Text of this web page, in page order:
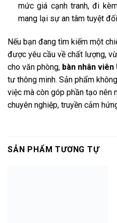
mức giá cạnh tranh, đi
mang lại sự an tâm tuyệt
Nếu bạn đang tìm kiếm một
được yêu cầu về chất lượng,
cho văn phòng, bàn nhân viên
tư thông minh. Sản phẩm
việc mà còn góp phần tạo nên
chuyên nghiệp, truyền cảm
SẢN PHẨM TƯƠNG TỰ